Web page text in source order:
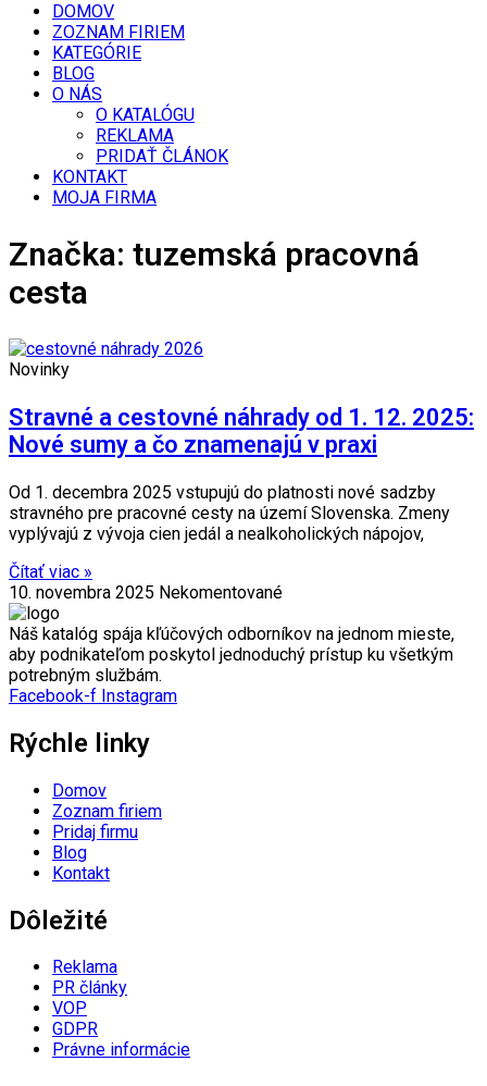
DOMOV
ZOZNAM FIRIEM
KATEGÓRIE
BLOG
O NÁS
O KATALÓGU
REKLAMA
PRIDAŤ ČLÁNOK
KONTAKT
MOJA FIRMA
Značka: tuzemská pracovná
cesta
Novinky
Stravné a cestovné náhrady od 1. 12. 2025:
Nové sumy a čo znamenajú v praxi
Od 1. decembra 2025 vstupujú do platnosti nové sadzby
stravného pre pracovné cesty na území Slovenska. Zmeny
vyplývajú z vývoja cien jedál a nealkoholických nápojov,
Čítať viac »
10. novembra 2025 Nekomentované
Náš katalóg spája kľúčových odborníkov na jednom mieste,
aby podnikateľom poskytol jednoduchý prístup ku všetkým
potrebným službám.
Facebook-f Instagram
Rýchle linky
Domov
Zoznam firiem
Pridaj firmu
Blog
Kontakt
Dôležité
Reklama
PR články
VOP
GDPR
Právne informácie